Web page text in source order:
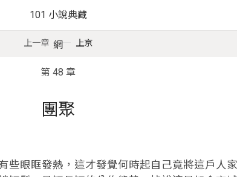
101 小說典藏
網
上一章 上京
第 48 章
團聚
眼眶發熱，這才發覺何時起自己竟將這戶人